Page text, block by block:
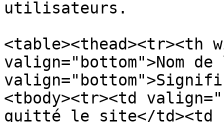
utilisateurs.
<table><thead><tr><th
valign="bottom">Nom
<tbody><tr><td
quitté le site</td><td